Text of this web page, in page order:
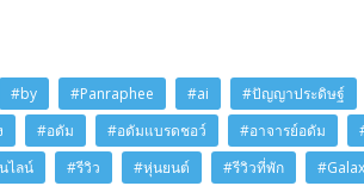
#by #Panraphee #ai #ปัญญาประดิษฐ์
#อดัม #อดัมแบรดชอว์ #อาจารย์อดัม
ไลน์ #รีวิว #หุ่นยนต์ #รีวิวที่พัก